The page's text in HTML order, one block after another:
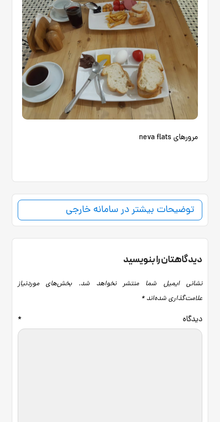
مرورهای neva flats
توضیحات بیشتر در سامانه خارجی
دیدگاهتان را بنویسید
نشانی ایمیل شما منتشر نخواهد شد.
بخش‌های موردنیاز
علامت‌گذاری شده‌اند*
دیدگاه *